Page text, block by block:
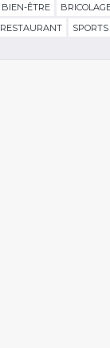
BIEN-ÊTRE
RESTAURANT SPORTS